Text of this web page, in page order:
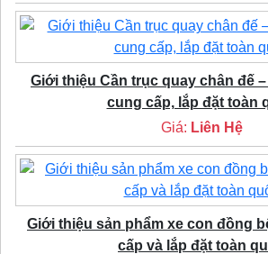
Giới thiệu Cần trục quay chân đế
cung cấp, lắp đặt toàn
Giá: Liên Hệ
Giới thiệu sản phẩm xe con đồng
cấp và lắp đặt toàn